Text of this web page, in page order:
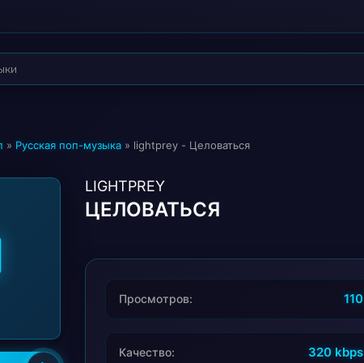
» Русская поп-музыка » lightprey - Целоваться
LIGHTPREY
ЦЕЛОВАТЬСЯ
Просмотров: 110
Качество: 320 kbps